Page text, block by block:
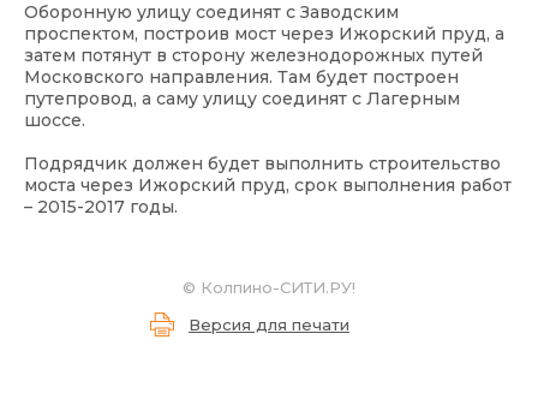
Оборонную улицу соединят с Заводским
проспектом, построив мост через Ижорский пруд, а
затем потянут в сторону железнодорожных путей
Московского направления. Там будет построен
путепровод, а саму улицу соединят с Лагерным
шоссе.
Подрядчик должен будет выполнить строительство
моста через Ижорский пруд, срок выполнения работ
– 2015-2017 годы.
© Колпино-СИТИ.РУ!
Версия для печати